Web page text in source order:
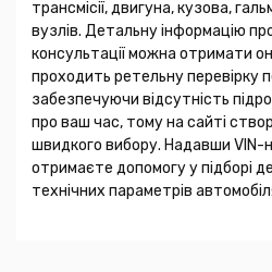
трансмісії, двигуна, кузова,
вузлів. Детальну інформацію
консультації можна отримати
проходить ретельну перевірку
забезпечуючи відсутність
про ваш час, тому на сайті
швидкого вибору. Надавши VIN-
отримаєте допомогу у підборі
технічних параметрів